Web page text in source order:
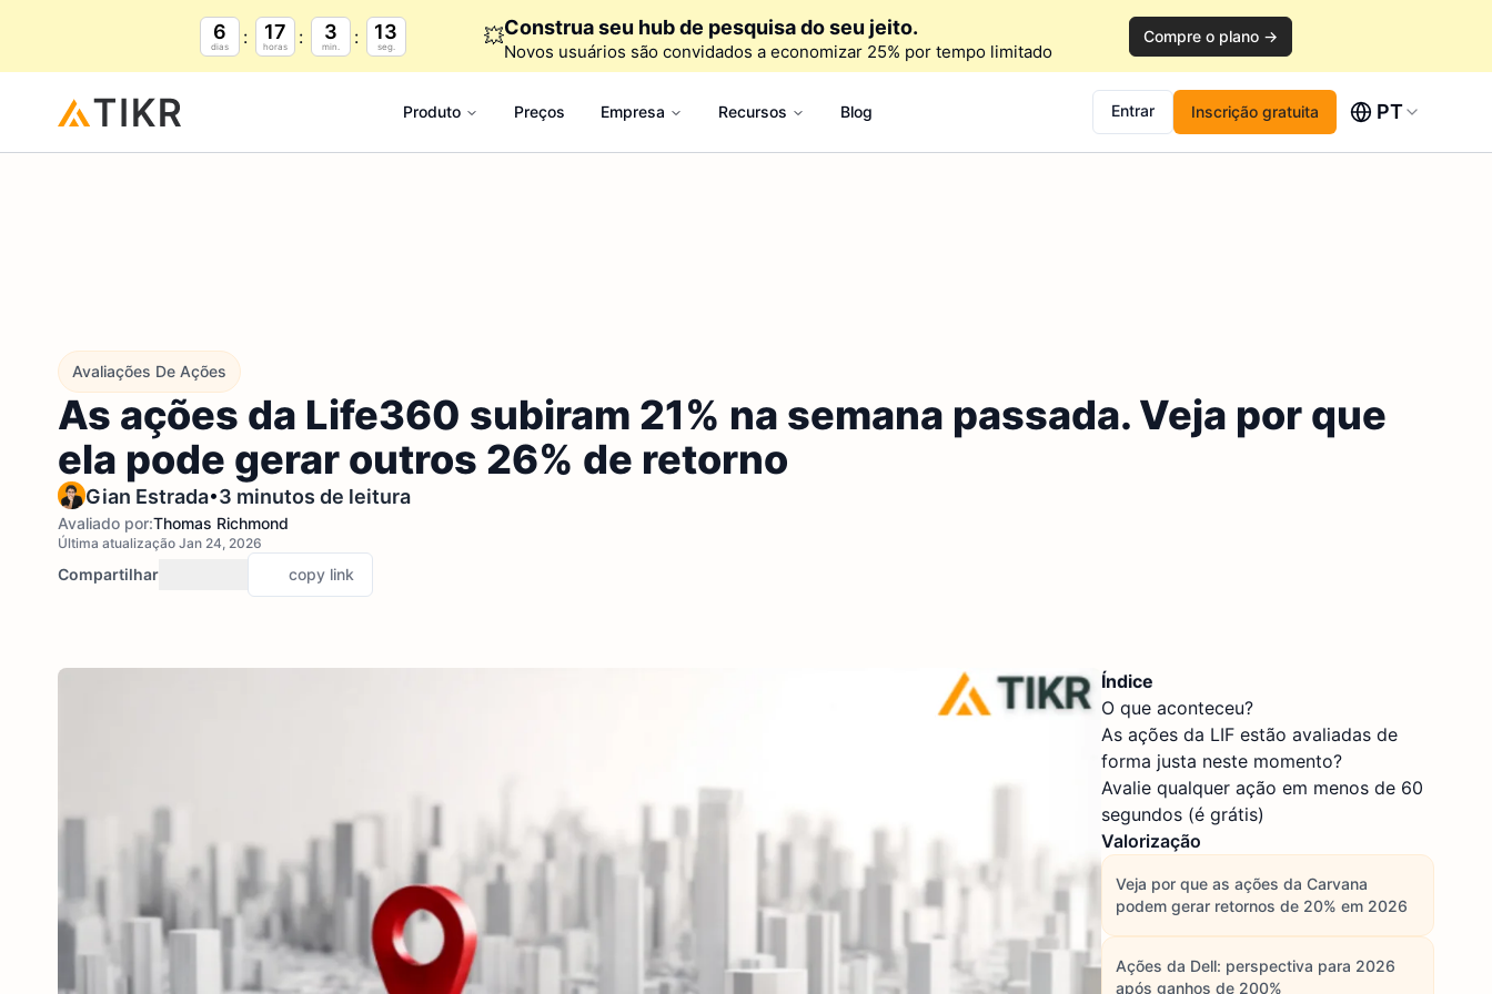
6
dias
17
horas
3
min.
12
seg. 💥Construa seu hub de pesquisa do seu jeito.
Novos usuários são convidados a economizar 25% por tempo limitado
Compre o plano →
Produto Preços Empresa Recursos Blog Entrar Inscrição gratuita PT
Avaliações De Ações
As ações da Life360 subiram 21% na semana passada. Veja por que
ela pode gerar outros 26% de retorno
Gian Estrada•3 minutos de leitura
Avaliado por:Thomas Richmond
Última atualização Jan 24, 2026
Compartilhar copy link
Índice
O que aconteceu?
As ações da LIF estão avaliadas de
forma justa neste momento?
Avalie qualquer ação em menos de 60
segundos (é grátis)
Valorização
Veja por que as ações da Carvana
podem gerar retornos de 20% em 2026
Ações da Dell: perspectiva para 2026
após ganhos de 200%